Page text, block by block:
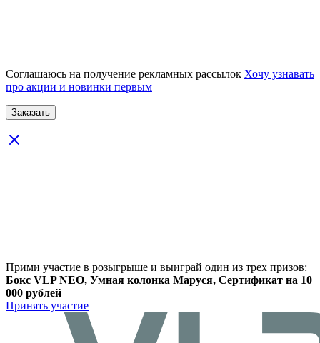
Соглашаюсь на получение рекламных рассылок Хочу узнавать
про акции и новинки первым
Прими участие в розыгрыше и выиграй один из трех призов:
Бокс VLP NEO, Умная колонка Маруся, Сертификат на 10
000 рублей
Принять участие